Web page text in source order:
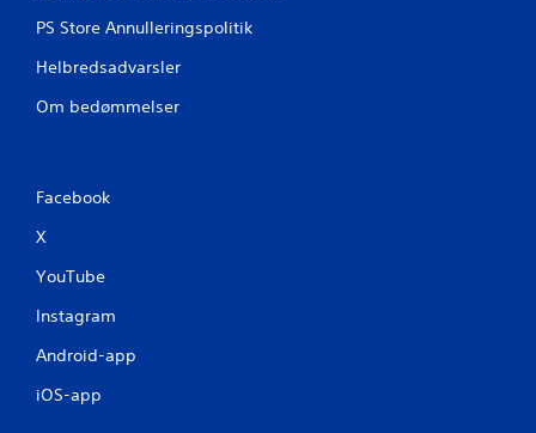
PS Store Annulleringspolitik
Helbredsadvarsler
Om bedømmelser
Facebook
X
YouTube
Instagram
Android-app
iOS-app